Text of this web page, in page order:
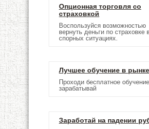
Опционная торговля со
страховкой
Воспользуйся возможностью
вернуть деньги по страховке
спорных ситуациях.
Лучшее обучение в рынке
Проходи бесплатное
зарабатывай
Заработай на падении